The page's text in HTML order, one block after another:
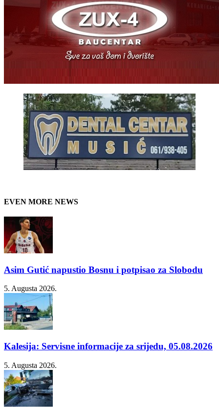
EVEN MORE NEWS
Asim Gutić napustio Bosnu i potpisao za Slobodu
5. Augusta 2026.
Kalesija: Servisne informacije za srijedu, 05.08.2026
5. Augusta 2026.